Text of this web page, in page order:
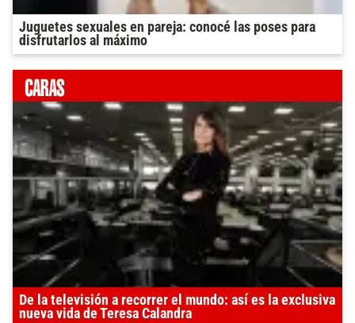
Juguetes sexuales en pareja: conocé las poses para
disfrutarlos al máximo
De la televisión a recorrer el mundo: así es la exclusiva
nueva vida de Teresa Calandra